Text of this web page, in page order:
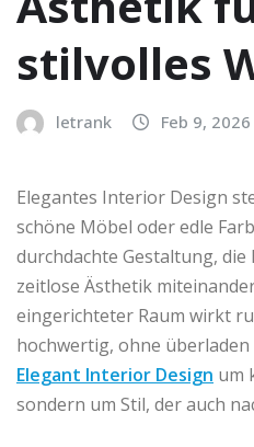
stilvolles
letrank Feb 9, 2026
Elegantes Interior Design
schöne Möbel oder edle
durchdachte Gestaltung,
zeitlose Ästhetik
eingerichteter Raum wirkt
hochwertig, ohne überladen
Elegant Interior Design um
sondern um Stil, der auch